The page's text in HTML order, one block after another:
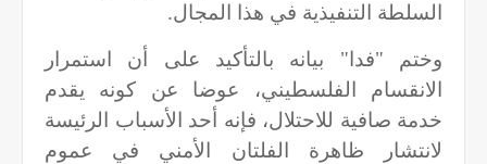
السلطة التنفيذية في هذا المجال.
وختم "فدا" بيانه بالتأكيد على أن استمرار
الانقسام الفلسطيني، عوضا عن كونه يقدم
خدمة صافية للاحتلال، فإنه أحد الأسباب الرئيسة
لانتشار ظاهرة الفلتان الأمني في عموم